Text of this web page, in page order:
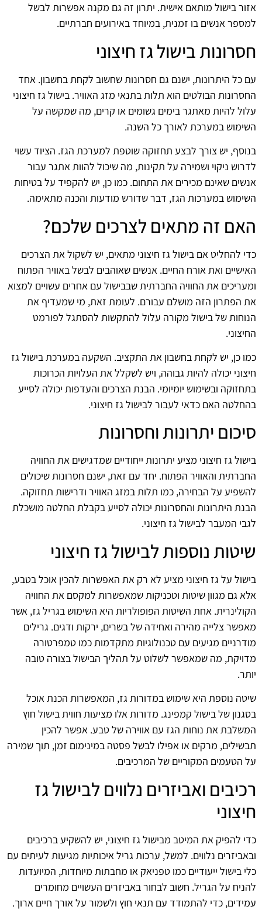
אזור בישול מותאם אישית. יתרון זה גם מקנה אפשרות לבשל
למספר אנשים בו זמנית, במיוחד באירועים חברתיים.
חסרונות בישול גז חיצוני
עם כל היתרונות, ישנם גם חסרונות שחשוב לקחת בחשבון. אחד
החסרונות הבולטים הוא תלות בתנאי מזג האוויר. בישול גז חיצוני
עלול להיות מאתגר בימים גשומים או קרים, מה שמקשה על
השימוש במערכת לאורך כל השנה.
בנוסף, יש צורך לבצע תחזוקה שוטפת למערכת הגז. הציוד עשוי
לדרוש ניקוי ושמירה על תקינות, מה שיכול להוות אתגר עבור
אנשים שאינם מכירים את התחום. כמו כן, יש להקפיד על בטיחות
השימוש במערכות הגז, דבר שדורש מודעות והכנה מתאימה.
האם זה מתאים לצרכים שלכם?
כדי להחליט אם בישול גז חיצוני מתאים, יש לשקול את הצרכים
האישיים ואת אורח החיים. אנשים שאוהבים לבשל באוויר הפתוח
ומעריכים את החוויה החברתית שבבישול עם אחרים עשויים למצוא
את הפתרון הזה מושלם עבורם. לעומת זאת, מי שמעדיף את
הנוחות של בישול מקורה עלול להתקשות להסתגל לפורמט
החיצוני.
כמו כן, יש לקחת בחשבון את התקציב. השקעה במערכת בישול גז
חיצוני יכולה להיות גבוהה, ויש לשקלל את העלויות הכרוכות
בתחזוקה ובשימוש יומיומי. הבנת הצרכים והעדפות יכולה לסייע
בהחלטה האם כדאי לעבור לבישול גז חיצוני.
סיכום יתרונות וחסרונות
בישול גז חיצוני מציע יתרונות ייחודיים שמדגישים את החוויה
החברתית והאוויר הפתוח. יחד עם זאת, ישנם חסרונות שיכולים
להשפיע על הבחירה, כמו תלות במזג האוויר ודרישות תחזוקה.
הבנת היתרונות והחסרונות יכולה לסייע בקבלת החלטה מושכלת
לגבי המעבר לבישול גז חיצוני.
שיטות נוספות לבישול גז חיצוני
בישול על גז חיצוני מציע לא רק את האפשרות להכין אוכל בטבע,
אלא גם מגוון שיטות וטכניקות שמאפשרות למקסם את החוויה
הקולינרית. אחת השיטות הפופולריות היא השימוש בגריל גז, אשר
מאפשר צלייה מהירה ואחידה של בשרים, ירקות ודגים. גרילים
מודרניים מגיעים עם טכנולוגיות מתקדמות כמו טמפרטורה
מדויקת, מה שמאפשר לשלוט על תהליך הבישול בצורה טובה
יותר.
שיטה נוספת היא שימוש במדורות גז, המאפשרות הכנת אוכל
בסגנון של בישול קמפינג. מדורות אלו מציעות חווית בישול חוץ
המשלבת את נוחות הגז עם אווירה של טבע. אפשר להכין
תבשילים, מרקים או אפילו לבשל פסטה במינימום זמן, תוך שמירה
על הטעמים המקוריים של המרכיבים.
רכיבים ואביזרים נלווים לבישול גז
חיצוני
כדי להפיק את המיטב מבישול גז חיצוני, יש להשקיע ברכיבים
ובאביזרים נלווים. למשל, ערכות גריל איכותיות מגיעות לעיתים עם
כלי בישול ייעודיים כמו טפניאק או מחבתות מיוחדות, המיועדות
להניח על הגריל. חשוב לבחור באביזרים העשויים מחומרים
עמידים, כדי להתמודד עם תנאי חוץ ולשמור על אורך חיים ארוך.